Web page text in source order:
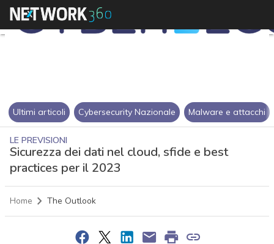
Ultimi articoli Cybersecurity Nazionale Malware e attacchi
LE PREVISIONI
Sicurezza dei dati nel cloud, sfide e best
practices per il 2023
Home The Outlook